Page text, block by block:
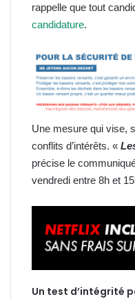
rappelle que tout
candidature.
Une mesure qui vise,
conflits d’intérêts. «
précise le
vendredi entre 8h et
Un test d’intégrité